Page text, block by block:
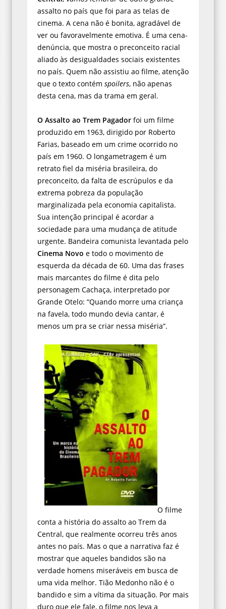
assalto no país que foi para as telas de
cinema. A cena não é bonita, agradável de
ver ou favoravelmente emotiva. É uma cena-
denúncia, que mostra o preconceito racial
aliado às desigualdades sociais existentes
no país. Quem não assistiu ao filme, atenção
que o texto contém spoilers, não apenas
desta cena, mas da trama em geral.
O Assalto ao Trem Pagador foi um filme
produzido em 1963, dirigido por Roberto
Farias, baseado em um crime ocorrido no
país em 1960. O longametragem é um
retrato fiel da miséria brasileira, do
preconceito, da falta de escrúpulos e da
extrema pobreza da população
marginalizada pela economia capitalista.
Sua intenção principal é acordar a
sociedade para uma mudança de atitude
urgente. Bandeira comunista levantada pelo
Cinema Novo e todo o movimento de
esquerda da década de 60. Uma das frases
mais marcantes do filme é dita pelo
personagem Cachaça, interpretado por
Grande Otelo: “Quando morre uma criança
na favela, todo mundo devia cantar, é
menos um pra se criar nessa miséria”.
O filme
conta a história do assalto ao Trem da
Central, que realmente ocorreu três anos
antes no país. Mas o que a narrativa faz é
mostrar que aqueles bandidos são na
verdade homens miseráveis em busca de
uma vida melhor. Tião Medonho não é o
bandido e sim a vítima da situação. Por mais
duro que ele fale, o filme nos leva a